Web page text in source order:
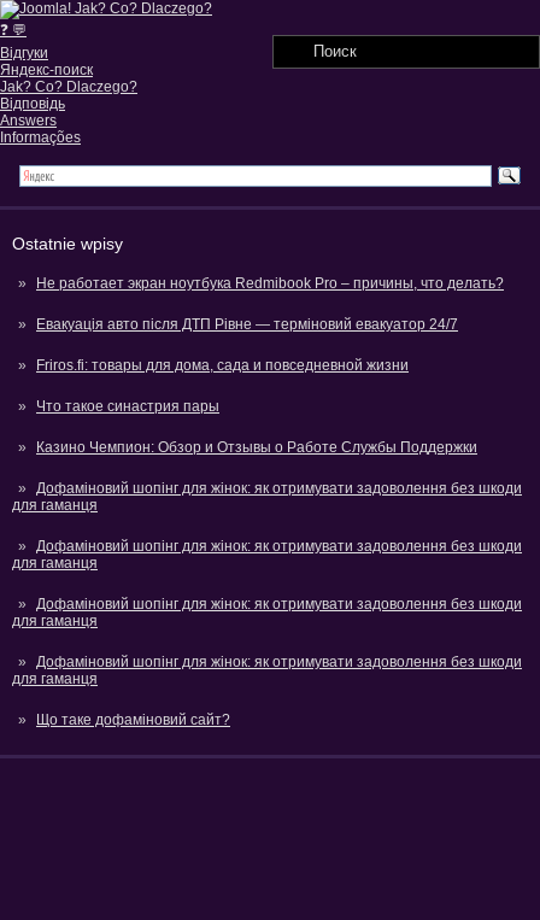
❓ 💬
Відгуки
Яндекс-поиск
Jak? Co? Dlaczego?
Відповідь
Answers
Informações
Ostatnie wpisy
Не работает экран ноутбука Redmibook Pro – причины, что делать?
Евакуація авто після ДТП Рівне — терміновий евакуатор 24/7
Friros.fi: товары для дома, сада и повседневной жизни
Что такое синастрия пары
Казино Чемпион: Обзор и Отзывы о Работе Службы Поддержки
Дофаміновий шопінг для жінок: як отримувати задоволення без шкоди
для гаманця
Дофаміновий шопінг для жінок: як отримувати задоволення без шкоди
для гаманця
Дофаміновий шопінг для жінок: як отримувати задоволення без шкоди
для гаманця
Дофаміновий шопінг для жінок: як отримувати задоволення без шкоди
для гаманця
Що таке дофаміновий сайт?